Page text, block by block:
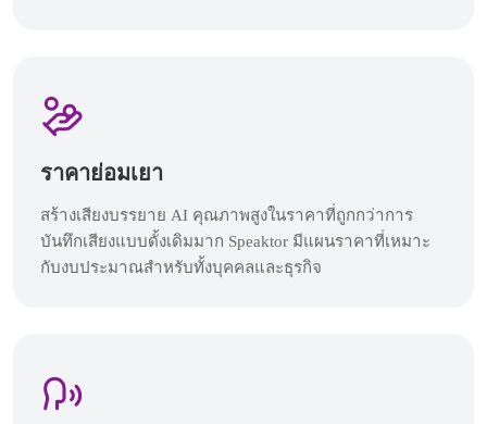
ราคาย่อมเยา
สร้างเสียงบรรยาย AI คุณภาพสูงในราคาที่ถูกกว่าการ
บันทึกเสียงแบบดั้งเดิมมาก Speaktor มีแผนราคาที่เหมาะ
กับงบประมาณสำหรับทั้งบุคคลและธุรกิจ